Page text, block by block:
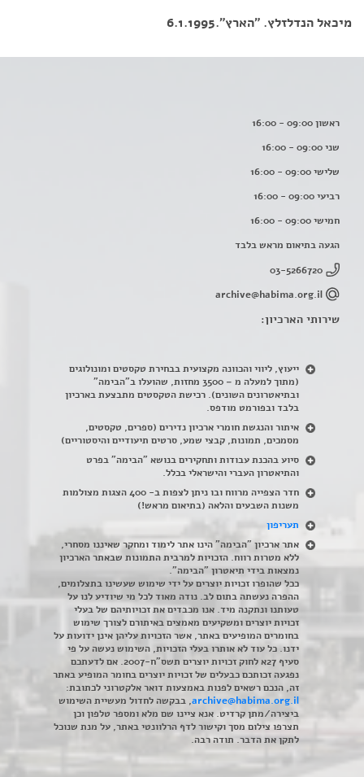
מיכאל הנדלזלץ. "הארץ".6.1.1995
ראשון 09:00 - 16:00
שני 09:00 - 16:00
שלישי 09:00 - 16:00
רביעי 09:00 - 16:00
חמישי 09:00 - 16:00
הגעה בתיאום מראש בלבד
03-5266720
archive@habima.org.il
שירותי הארכיון:
ייעוץ, ליווי והכוונה מקצועית בבחירת טקסטים ומונולוגים
(מתוך למעלה מ – 3500 מחזות, שהועלו ב"הבימה"
ובתיאטרונים השונים). רכישת הטקסטים מתבצעת בארכיון
בלבד ובפורמט מודפס.
איתור והנגשת חומרי ארכיון נדירים (ספרים, טקסטים,
מסמכים, תמונות, קבצי שמע, סרטים תיעודיים והיסטוריים)
סיוע בהכנת עבודות ותחקירים בנושא "הבימה" בפרט
והתיאטרון העברי והישראלי בכלל.
חדר הצפייה מרווח ובו ניתן לצפות ב- 400 הצגות מצולמות
משנות השבעים והלאה (בתיאום מראש!)
תעריפון
אתר ארכיון "הבימה" הינו אתר לימוד ומחקר שאיננו מסחרי,
ללא מטרות רווח. הזכויות למרבית התמונות שבאתר הארכיון
נמצאות בידי תיאטרון "הבימה".
ככל שהופרו זכויות יוצרים על ידי שימוש שעשינו בתצלומים,
ההפרה נעשתה בתום לב. נודה מאוד לכל מי שיודיע לנו על
טעותנו ונתקנה מיד. אנו מכבדים את זכויותיהם של בעלי
זכויות יוצרים ומשקיעים מאמצים באיתורם לצורך שימוש
בחומרים המופיעים באתר, אשר הזכויות עליהן אינן ידועות על
ידנו. כל עוד לא אותרו בעלי הזכויות, השימוש נעשה על פי
סעיף 27א לחוק זכויות יוצרים תשס"ח-2007. אם לדעתכם
נפגעה זכותכם כבעלים של זכויות יוצרים בחומר המופיע באתר
זה, הנכם רשאים לפנות באמצעות דואר אלקטרוני לכתובת:
archive@habima.org.il, בבקשה לחדול מעשיית השימוש
ביצירה/מתן קרדיט. אנא ציינו שם מלא ומספר טלפון וכן
תצרפו צילום מסך וקישור לדף הרלוונטי באתר, על מנת שנוכל
לתקן את הדבר. תודה רבה.